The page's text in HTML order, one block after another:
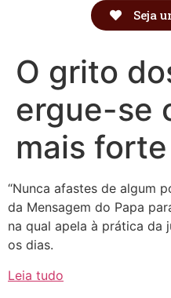
Seja
O grito
ergue-se
mais forte
“Nunca afastes de algum
da Mensagem do Papa
na qual apela à prática da
os dias.
Leia tudo